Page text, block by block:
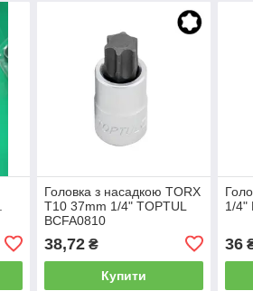
Головка з насадкою TORX
T10 37mm 1/4" TOPTUL
BCFA0810
38,72₴
Купити
1/4"
36